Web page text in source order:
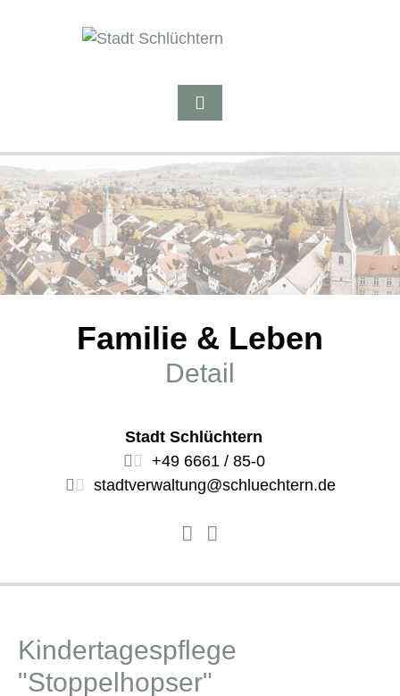
Familie & Leben
Detail
Stadt Schlüchtern
+49 6661 / 85-0
stadtverwaltung@schluechtern.de
Kindertagespflege
"Stoppelhopser"